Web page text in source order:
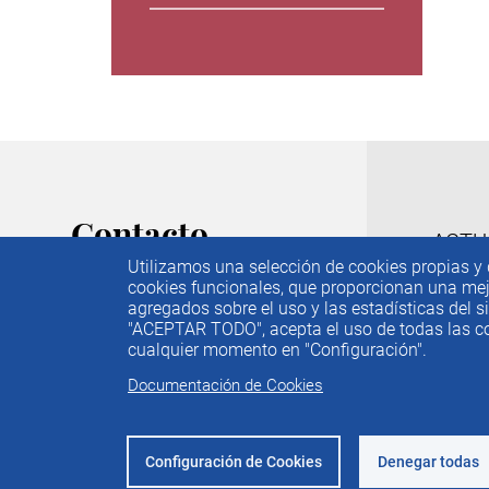
Utilizamos una selección de cookies propias
cookies funcionales, que proporcionan una
agregados sobre el uso y las estadísticas del
"ACEPTAR TODO", acepta el uso de todas
cualquier momento en "Configuración".
Documentación de Cookies
Configuración de Cookies Denegar todas
Contacto
C/ Príncipe de Vergara, 74. 6ª
28006 Madrid
Menú
IEE